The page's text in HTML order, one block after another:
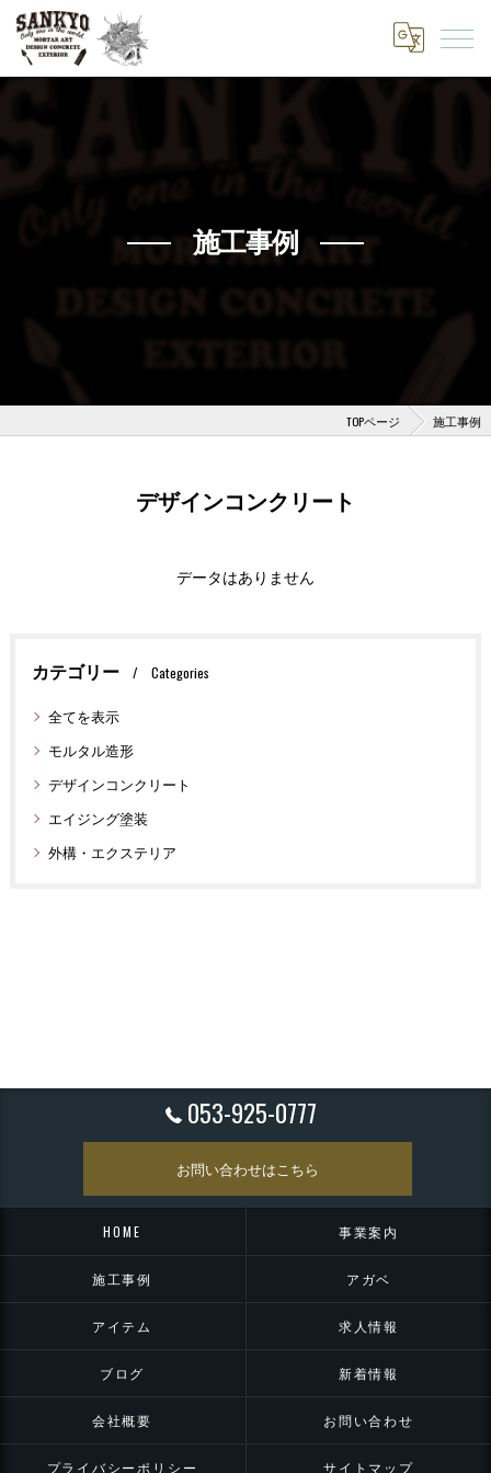
施工事例
TOPページ 施工事例
デザインコンクリート
データはありません
カテゴリー Categories
全てを表示
モルタル造形
デザインコンクリート
エイジング塗装
外構・エクステリア
053-925-0777
お問い合わせはこちら
HOME 事業案内
施工事例 アガベ
アイテム 求人情報
ブログ 新着情報
会社概要 お問い合わせ
プライバシーポリシー サイトマップ